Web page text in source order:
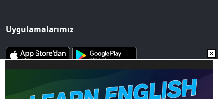
Uygulamalarımız
www.sozcu.com.tr internet sitesinde yayınlanan yazı, haber ve